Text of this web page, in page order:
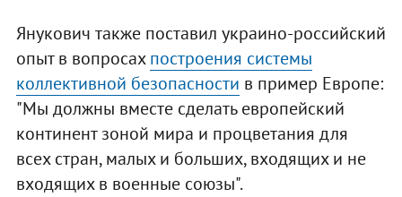
Янукович также поставил украино-российский
опыт в вопросахпостроения системы
коллективной безопасности в пример Европе:
"Мы должны вместе сделать европейский
континент зоной мира и процветания для
всех стран, малых и больших, входящих и не
входящих в военные союзы".